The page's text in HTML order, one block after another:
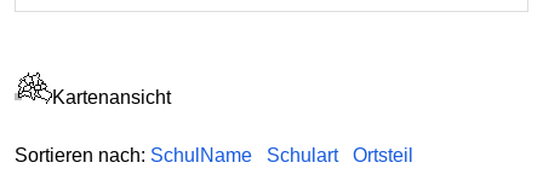
Kartenansicht
Sortieren nach: SchulName Schulart Ortsteil